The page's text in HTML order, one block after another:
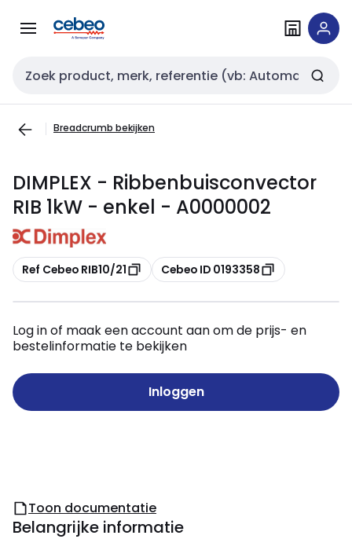
naar
naar
Zoekveld invoer
Breadcrumb bekijken
DIMPLEX - Ribbenbuisconvector
RIB 1kW - enkel - A0000002
Kopiëren
Ref Cebeo RIB10/21 Kopiëren
Cebeo ID 0193358
Log in of maak een account aan om de prijs- en
bestelinformatie te bekijken
Inloggen
Toon documentatie
Belangrijke informatie